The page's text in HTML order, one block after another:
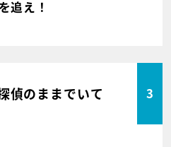
追え！
偵のままでいて 3